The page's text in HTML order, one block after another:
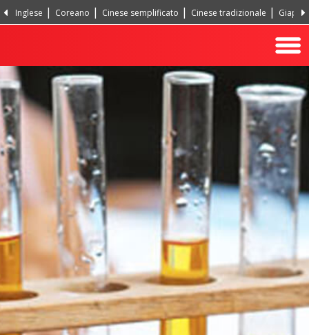
Inglese Coreano Cinese semplificato Cinese tradizionale